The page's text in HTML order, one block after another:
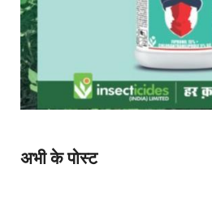
अभी के पोस्ट